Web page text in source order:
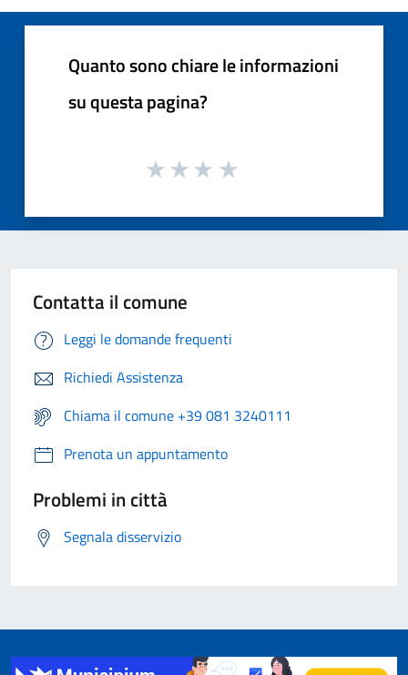
Quanto sono chiare le informazioni
su questa pagina?
Contatta il comune
Leggi le domande frequenti
Richiedi Assistenza
Chiama il comune +39 081 3240111
Prenota un appuntamento
Problemi in città
Segnala disservizio